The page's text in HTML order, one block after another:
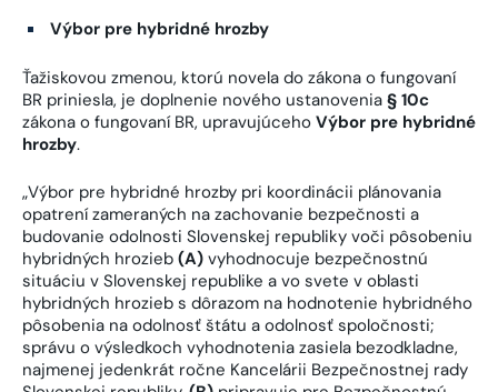
Výbor pre hybridné hrozby
Ťažiskovou zmenou, ktorú novela do zákona o fungovaní
BR priniesla, je doplnenie nového ustanovenia § 10c
zákona o fungovaní BR, upravujúceho Výbor pre hybridné
hrozby.
„Výbor pre hybridné hrozby pri koordinácii plánovania
opatrení zameraných na zachovanie bezpečnosti a
budovanie odolnosti Slovenskej republiky voči pôsobeniu
hybridných hrozieb (A) vyhodnocuje bezpečnostnú
situáciu v Slovenskej republike a vo svete v oblasti
hybridných hrozieb s dôrazom na hodnotenie hybridného
pôsobenia na odolnosť štátu a odolnosť spoločnosti;
správu o výsledkoch vyhodnotenia zasiela bezodkladne,
najmenej jedenkrát ročne Kancelárii Bezpečnostnej rady